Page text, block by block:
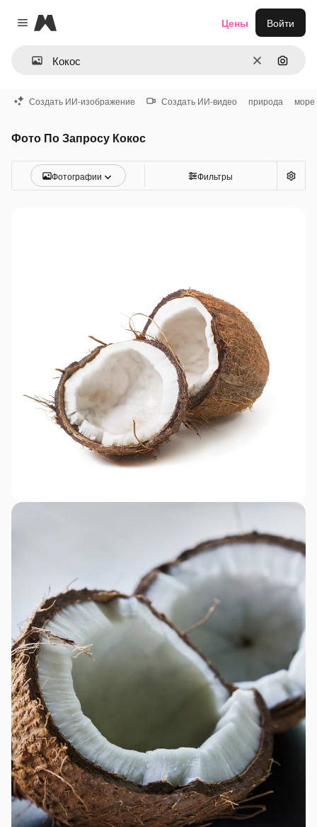
Close menu
Magnific
ОчиститьПоиск
Цены Войти
Создать ИИ-изображение Создать ИИ-видео природа море
Фото По Запросу Кокос
Фотографии Фильтры